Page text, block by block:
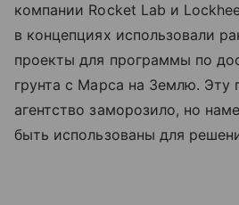
компании Rocket Lab и
в концепциях использовали
проекты для программы по
грунта с Марса на Землю. Эту
агентство заморозило, но
быть использованы для